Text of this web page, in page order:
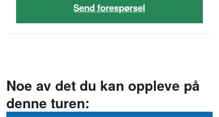
Send forespørsel
Noe av det du kan oppleve på
denne turen: